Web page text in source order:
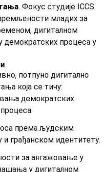
. Фокус студије ICCS
младих за
дигиталном
демократских процеса у
потпуно дигитално
која се тичу:
демократских
према људским
грађанском идентитету.
за ангажовање у
у дигиталном